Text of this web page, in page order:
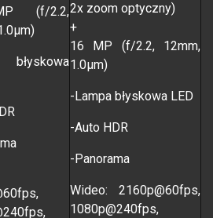
(f/2.2,
błyskowa
2x zoom optyczny)
+
16 MP (f/2.2, 12mm,
1.0µm)
-Lampa błyskowa LED
-Auto HDR
-Panorama
Wideo: 2160p@60fps,
1080p@240fps,